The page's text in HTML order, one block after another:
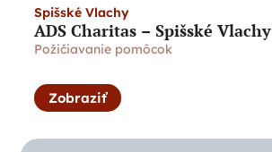
Spišské Vlachy
ADS Charitas – Spišské Vlachy
Požičiavanie pomôcok
Zobraziť